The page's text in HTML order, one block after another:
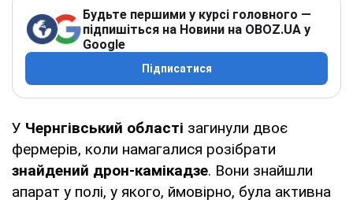
Будьте першими у курсі головного —
підпишіться на Новини на OBOZ.UA у
Google
Підписатися
У Чернгівський області загинули двоє
фермерів, коли намагалися розібрати
знайдений дрон-камікадзе. Вони знайшли
апарат у полі, у якого, ймовірно, була активна